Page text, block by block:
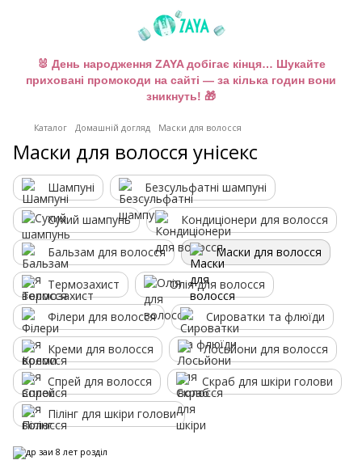
🐰 День народження ZAYA добігає кінця… Шукайте
приховані промокоди на сайті — за кілька годин вони
зникнуть! 🎁
Каталог Домашній догляд Маски для волосся
Маски для волосся унісекс
Шампуні Безсульфатні шампуні
Сухий шампунь Кондиціонери для волосся
Бальзам для волосся Маски для волосся
Термозахист Олія для волосся
Філери для волосся Сироватки та флюїди
Креми для волосся Лосьйони для волосся
Спрей для волосся Скраб для шкіри голови
Пілінг для шкіри голови